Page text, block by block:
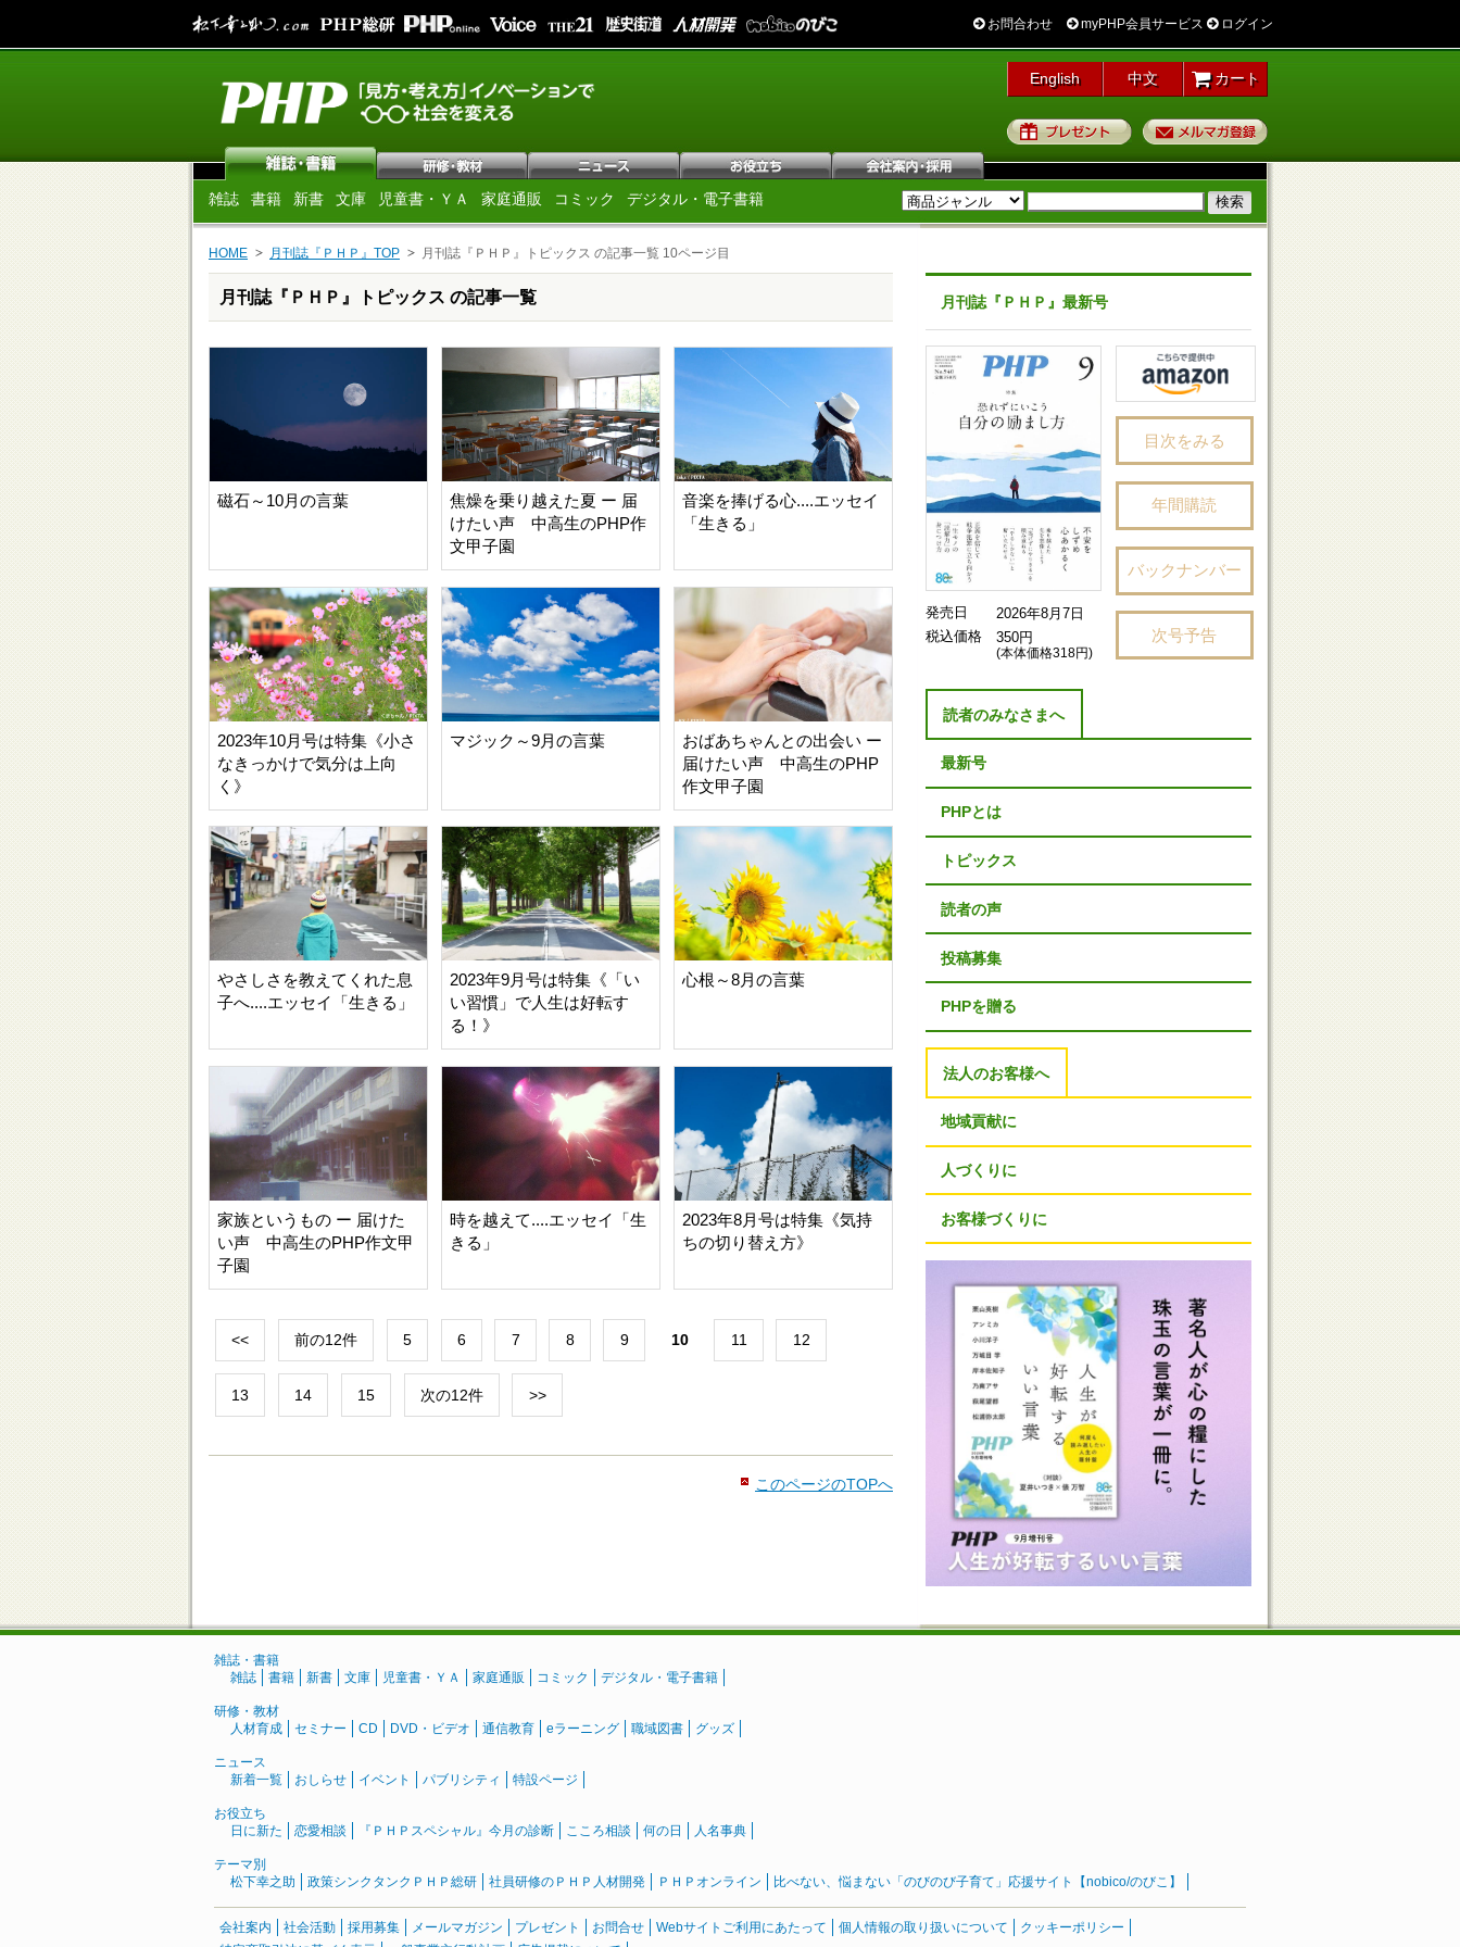
お問合わせ myPHP会員サービス ログイン
English 中文 カート
プレゼント
雑誌 書籍 新書 文庫 児童書・ＹＡ 家庭通販 コミック デジタル・電子書籍
HOME 月刊誌『ＰＨＰ』TOP 月刊誌『ＰＨＰ』トピックス の記事一覧 10ページ目
月刊誌『ＰＨＰ』トピックス の記事一覧
磁石～10月の言葉
焦燥を乗り越えた夏 ー 届
けたい声 中高生のPHP作
文甲子園
音楽を捧げる心....エッセイ
「生きる」
2023年10月号は特集《小さ
なきっかけで気分は上向
く》
マジック～9月の言葉
おばあちゃんとの出会い ー
届けたい声 中高生のPHP
作文甲子園
やさしさを教えてくれた息
子へ....エッセイ「生きる」
2023年9月号は特集《「い
い習慣」で人生は好転す
る！》
心根～8月の言葉
家族というもの ー 届けた
い声 中高生のPHP作文甲
子園
時を越えて....エッセイ「生
きる」
2023年8月号は特集《気持
ちの切り替え方》
<< 前の12件 5 6 7 8 9 10 11 12
13 14 15 次の12件 >>
このページのTOPへ
月刊誌『ＰＨＰ』最新号
発売日
2026年8月7日
税込価格
350円
(本体価格318円)
目次をみる
年間購読
バックナンバー
次号予告
読者のみなさまへ
最新号
PHPとは
トピックス
読者の声
投稿募集
PHPを贈る
法人のお客様へ
地域貢献に
人づくりに
お客様づくりに
雑誌・書籍
雑誌
書籍 新書 文庫 児童書・ＹＡ 家庭通販 コミック デジタル・電子書籍
研修・教材
人材育成
セミナー CD DVD・ビデオ 通信教育 eラーニング 職域図書 グッズ
ニュース
新着一覧
おしらせ イベント パブリシティ 特設ページ
お役立ち
日に新た
恋愛相談 『ＰＨＰスペシャル』今月の診断 こころ相談 何の日 人名事典
テーマ別
松下幸之助
政策シンクタンクＰＨＰ総研 社員研修のＰＨＰ人材開発 ＰＨＰオンライン 比べない、悩まない「のびのび子育て」応援サイト【nobico/のびこ】
会社案内 社会活動 採用募集 メールマガジン プレゼント お問合せ Webサイトご利用にあたって 個人情報の取り扱いについて
クッキーポリシー